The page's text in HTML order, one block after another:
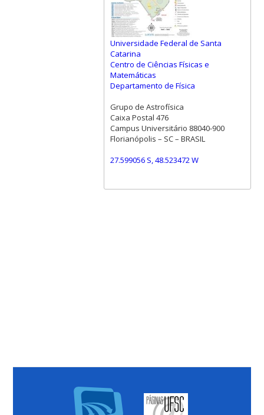
Universidade Federal de Santa
Catarina
Centro de Ciências Físicas e
Matemáticas
Departamento de Física
Grupo de Astrofísica
Caixa Postal 476
Campus Universitário 88040-900
Florianópolis – SC – BRASIL
27.599056 S, 48.523472 W